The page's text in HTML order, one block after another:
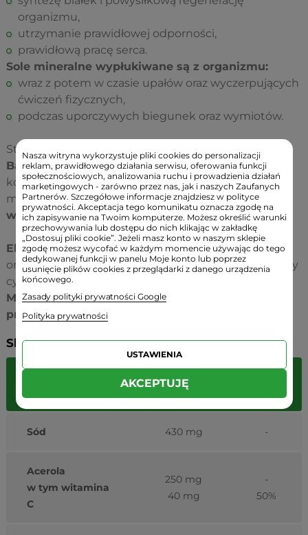
organizmu,
utrzymanie prawidłowej odporności,
prawidłową pracę serca.
Sole mineralne wypłukiwane są z organizmu:
wraz z potem w czasie upałów oraz wyczerpujących
ćwiczeń fizycznych,
podczas uporczywych biegunek oraz wymiotów.
Stosowanie suplementu diety
Basicpozwoli zapobiec nieprzyjemnym
konsekwencjom niewystarczającego poziomu soli
mineralnych w organizmie człowieka, a dodatkowo
wzmocni odporność organizmu na infekcje.
Elektrolity Sport & Basiczawierają pierwiastki w ich
organicznych formach jak np. cytrynian magnezu czy
cytrynian cynku, które zostały pozyskane
Martwego,dzięki temu preparat jest
przyswajany przez organizm.
Składniki:
saszetka)
Sód 430 mg -
Acerola
w tym witamina
C
250 mg
40 mg
-
50%
Nasza witryna wykorzystuje pliki cookies do personalizacji
reklam, prawidłowego działania serwisu, oferowania funkcji
społecznościowych, analizowania ruchu i prowadzienia działań
marketingowych - zarówno przez nas, jak i naszych Zaufanych
Partnerów. Szczegółowe informacje znajdziesz w polityce
prywatności. Akceptacja tego komunikatu oznacza zgodę na
ich zapisywanie na Twoim komputerze. Możesz określić warunki
przechowywania lub dostępu do nich klikając w zakładkę
„Dostosuj pliki cookie”. Jeżeli masz konto w naszym sklepie
zgodę możesz wycofać w każdym momencie używając do tego
dedykowanej funkcji w panelu Moje konto lub poprzez
usunięcie plików cookies z przeglądarki z danego urządzenia
końcowego.
Zasady polityki prywatności Google
Polityka prywatności
USTAWIENIA
AKCEPTUJĘ